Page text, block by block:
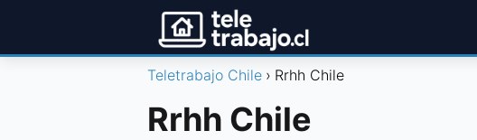
Teletrabajo Chile Rrhh Chile
Rrhh Chile